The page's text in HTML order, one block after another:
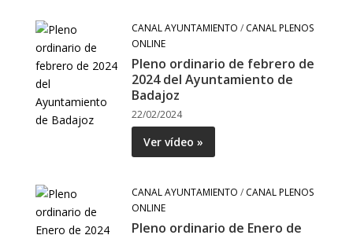
CANAL AYUNTAMIENTO / CANAL PLENOS
ONLINE
Pleno ordinario de febrero de
2024 del Ayuntamiento de
Badajoz
22/02/2024
Ver vídeo »
CANAL AYUNTAMIENTO / CANAL PLENOS
ONLINE
Pleno ordinario de Enero de